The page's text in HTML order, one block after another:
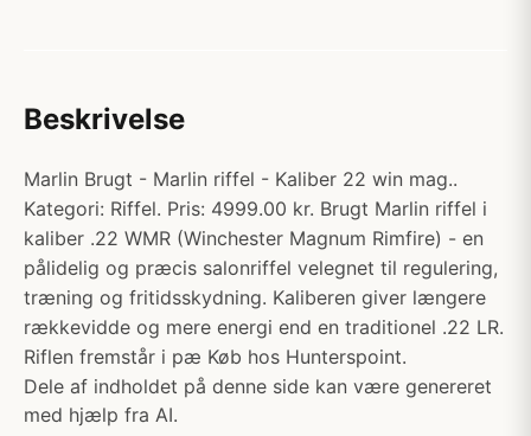
Beskrivelse
Marlin Brugt - Marlin riffel - Kaliber 22 win mag..
Kategori: Riffel. Pris: 4999.00 kr. Brugt Marlin riffel i
kaliber .22 WMR (Winchester Magnum Rimfire) - en
pålidelig og præcis salonriffel velegnet til regulering,
træning og fritidsskydning. Kaliberen giver længere
rækkevidde og mere energi end en traditionel .22 LR.
Riflen fremstår i pæ Køb hos Hunterspoint.
Dele af indholdet på denne side kan være genereret
med hjælp fra AI.